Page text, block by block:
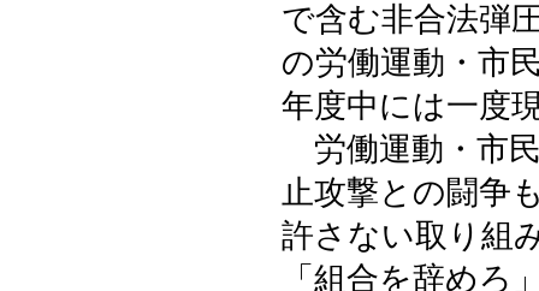
で含む非合法弾
の労働運動・市
年度中には一度
労働運動・市
止攻撃との闘争
許さない取り組
「組合を辞めろ